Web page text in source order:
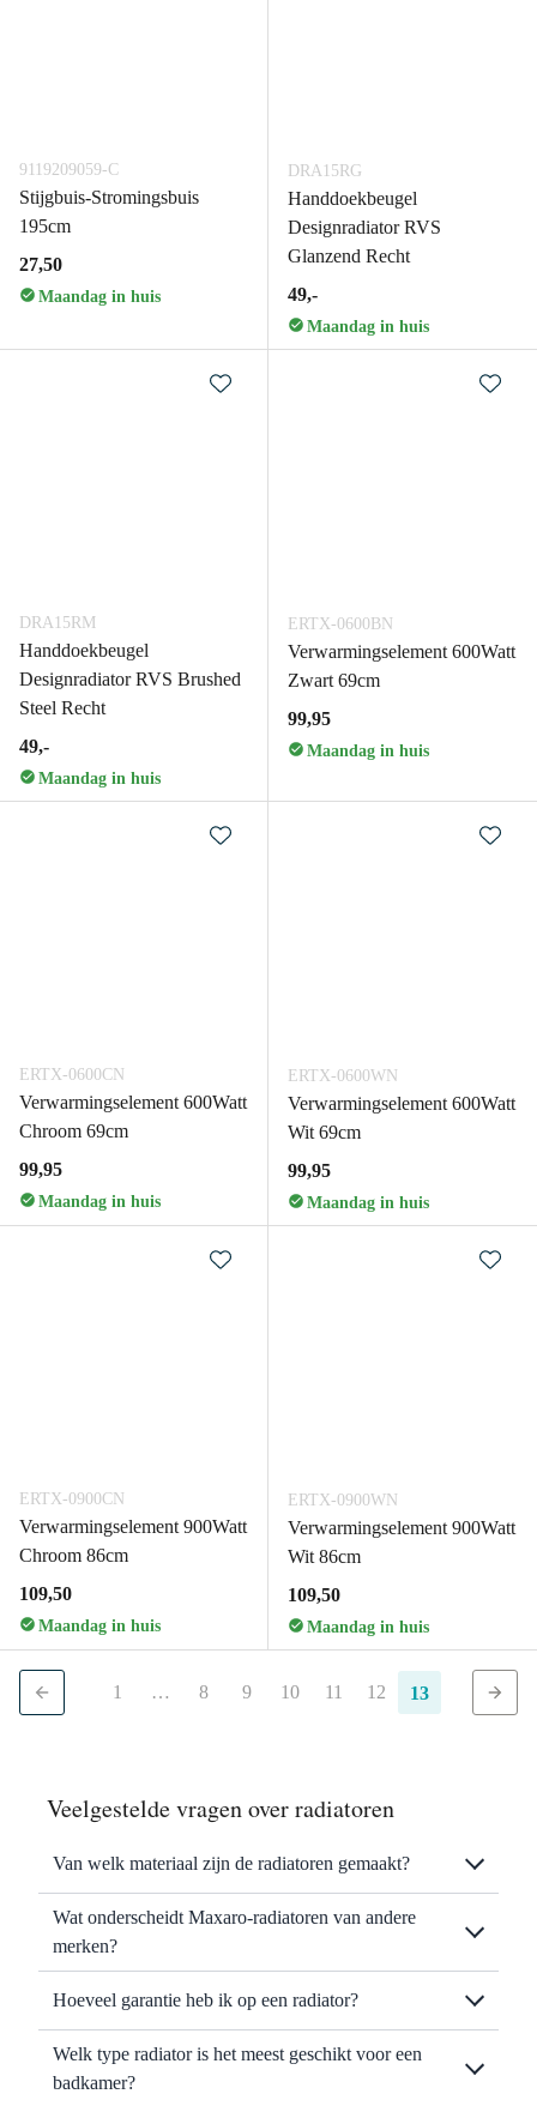
9119209059-C
Stijgbuis-Stromingsbuis
195cm
27,50
Maandag in huis
DRA15RG
Handdoekbeugel
Designradiator RVS
Glanzend Recht
49,-
Maandag in huis
DRA15RM
Handdoekbeugel
Designradiator RVS Brushed
Steel Recht
49,-
Maandag in huis
ERTX-0600BN
Verwarmingselement 600Watt
Zwart 69cm
99,95
Maandag in huis
ERTX-0600CN
Verwarmingselement 600Watt
Chroom 69cm
99,95
Maandag in huis
ERTX-0600WN
Verwarmingselement 600Watt
Wit 69cm
99,95
Maandag in huis
ERTX-0900CN
Verwarmingselement 900Watt
Chroom 86cm
109,50
Maandag in huis
ERTX-0900WN
Verwarmingselement 900Watt
Wit 86cm
109,50
Maandag in huis
1 … 8 9 10 11 12 13
Veelgestelde vragen over radiatoren
Van welk materiaal zijn de radiatoren gemaakt?
Wat onderscheidt Maxaro-radiatoren van andere
merken?
Hoeveel garantie heb ik op een radiator?
Welk type radiator is het meest geschikt voor een
badkamer?